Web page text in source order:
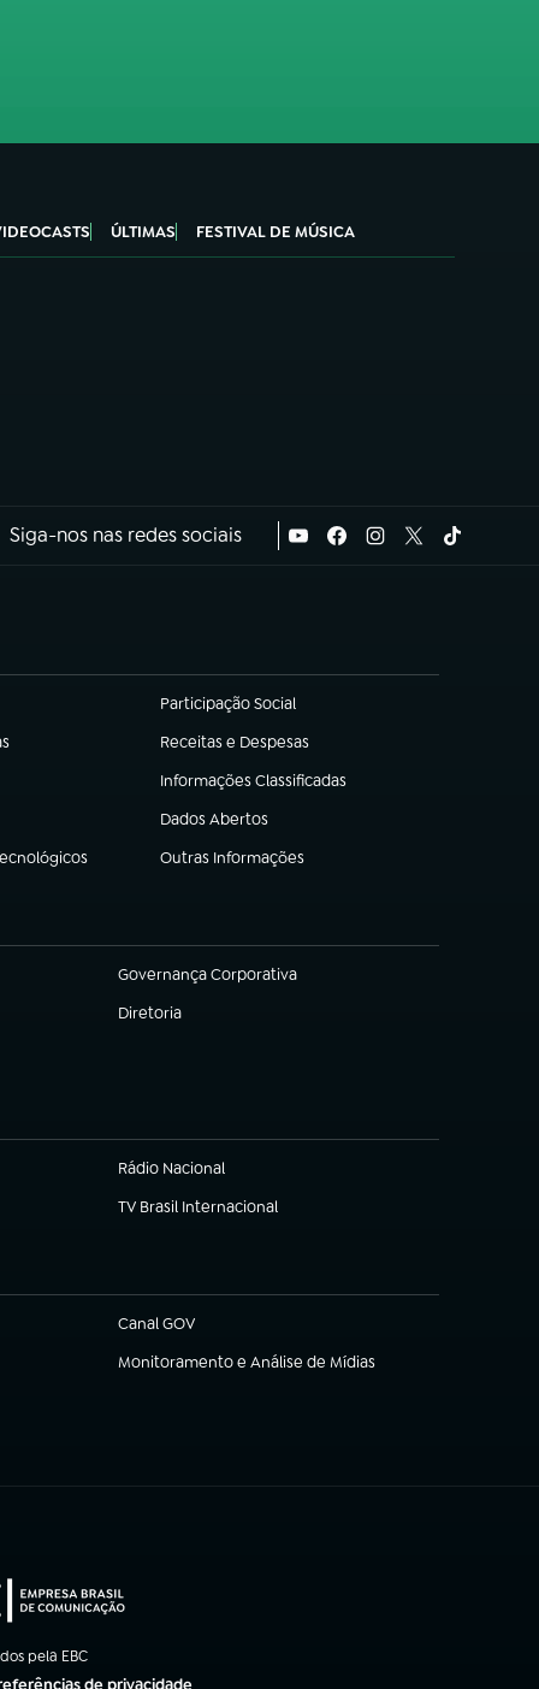
ÚLTIMAS FESTIVAL DE MÚSICA
Siga-nos nas redes sociais
Participação Social
(abre em nova aba)
Receitas e Despesas
(abre em nova aba)
Informações Classificadas
(abre em nova aba)
Dados Abertos
(abre em nova aba)
Outras Informações
(abre em nova aba)
Governança Corporativa
(abre em nova aba)
Diretoria
(abre em nova aba)
Rádio Nacional
TV Brasil Internacional
(abre em nova aba)
Canal GOV
(abre em nova aba)
Monitoramento e Análise de Mídias
(abre em nova aba)
pela EBC